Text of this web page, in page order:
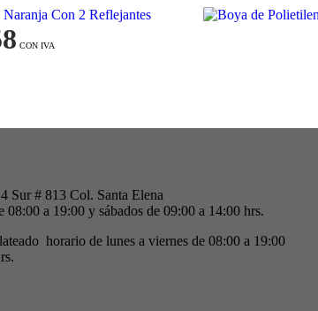
Sur # 813 Col. Santa Elena
a 19:00 y sábados de 09:00 a 14:00 hrs.
horario de lunes a viernes de 08:00 a 19:00